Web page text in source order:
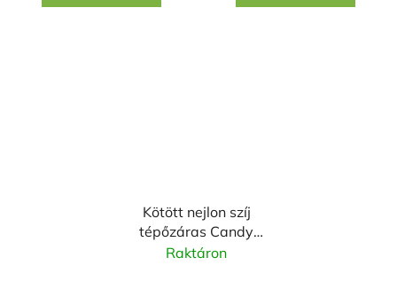
Kötött nejlon szíj
tépőzáras Candy
22mm
Raktáron